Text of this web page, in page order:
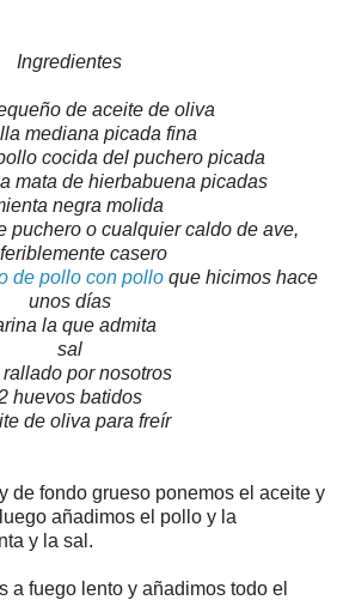
Ingredientes
de aceite de oliva
mediana picada fina
cocida del puchero picada
mata de hierbabuena picadas
negra molida
puchero o cualquier caldo de ave,
casero
de pollo con polloque hicimos hace
unos días
la que admita
sal
por nosotros
huevos batidos
de oliva para freír
de fondo grueso ponemos el aceite y
añadimos el pollo y la
y la sal.
a fuego lento y añadimos todo el